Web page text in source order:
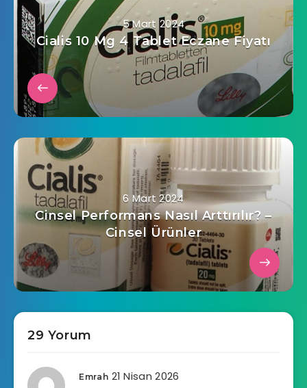
5 Mart 2024
Cialis 10 Mg 4 Tablet Eczane Fiyatı
6 Mart 2024
Cinsel Performans Nasıl Arttırılır? –
Cinsel Ürünler
29 Yorum
Emrah 21 Nisan 2026